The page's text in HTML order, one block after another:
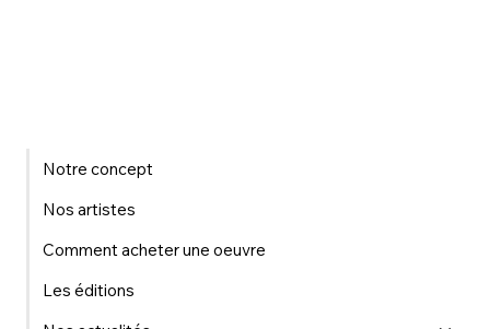
Notre concept
Nos artistes
Comment acheter une oeuvre
Les éditions